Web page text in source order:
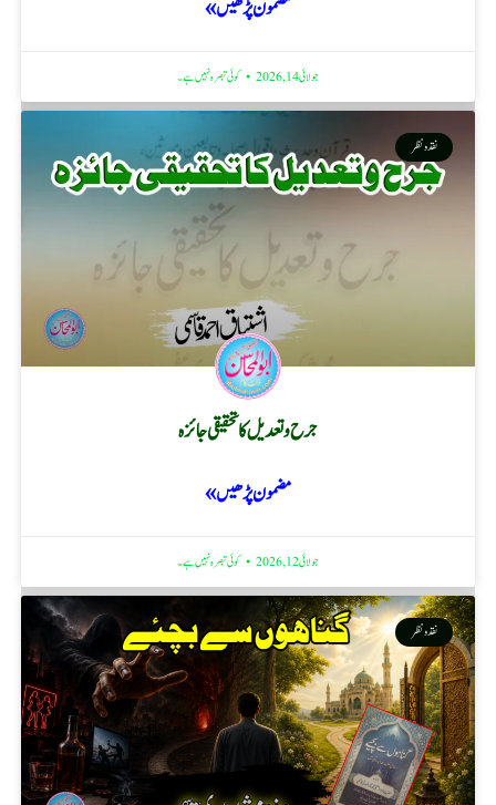
مضمون پڑھیں »
جولائی 14, 2026 کوئی تبصرہ نہیں ہے۔
نقد ونظر
جرح و تعدیل کا تحقیقی جائزہ
مضمون پڑھیں »
جولائی 12, 2026 کوئی تبصرہ نہیں ہے۔
نقد ونظر